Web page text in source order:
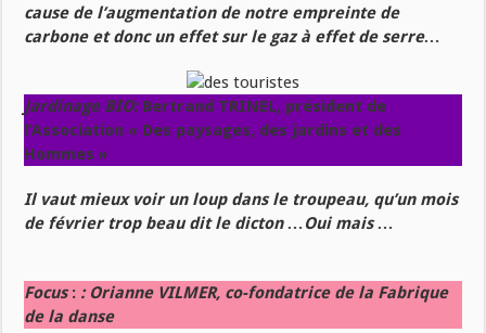
cause de l’augmentation de notre empreinte de
carbone et donc un effet sur le gaz à effet de serre…
JardinageBIO: Bertrand TRINEL, président de
l’Association « Des paysages, des jardins et des
Hommes »
Il vaut mieux voir un loup dans le troupeau, qu’un mois
de février trop beau dit le dicton …Oui mais …
Focus: : Orianne VILMER, co-fondatrice de la Fabrique
de la danse